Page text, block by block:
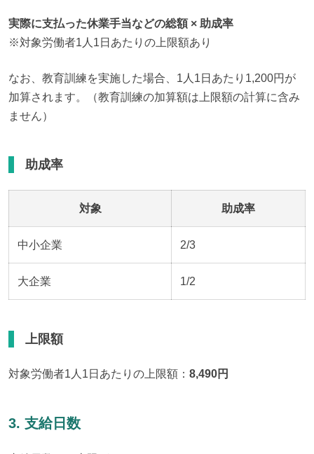
実際に支払った休業手当などの総額 × 助成率
※対象労働者1人1日あたりの上限額あり
なお、教育訓練を実施した場合、1人1日あたり1,200円が
加算されます。（教育訓練の加算額は上限額の計算に含み
ません）
助成率
対象 助成率
中小企業 2/3
大企業 1/2
上限額
対象労働者1人1日あたりの上限額： 8,490円
3. 支給日数